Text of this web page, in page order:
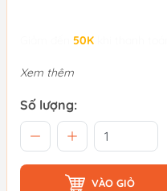
50K
Xem thêm
Số lượng:
VÀO GIỎ